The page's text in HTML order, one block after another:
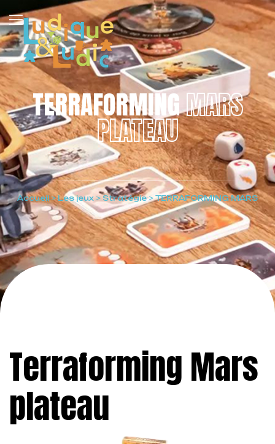
TERRAFORMINGMARS
PLATEAU
Accueil >Les jeux > Stratégie>TERRAFORMING MARS
Terraforming Mars
plateau